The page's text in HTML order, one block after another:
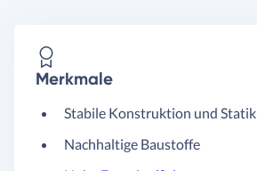
Merkmale
Stabile Konstruktion und Statik
Nachhaltige Baustoffe